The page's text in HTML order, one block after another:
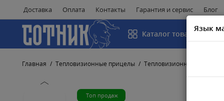
Доставка Оплата Контакты Гарантия и сервис Блог
Каталог товаров
Главная Тепловизионные прицелы Тепловизионные прицелы
Язык
Топ продаж